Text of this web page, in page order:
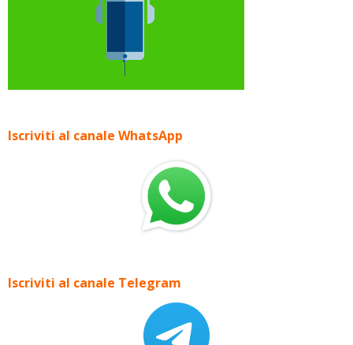
Iscriviti al canale WhatsApp
Iscriviti al canale Telegram